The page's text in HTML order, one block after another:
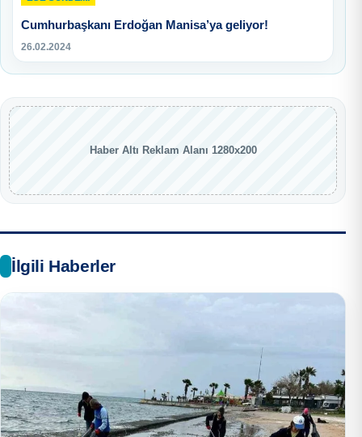
Cumhurbaşkanı Erdoğan Manisa’ya geliyor!
26.02.2024
Haber Altı Reklam Alanı 1280x200
İlgili Haberler